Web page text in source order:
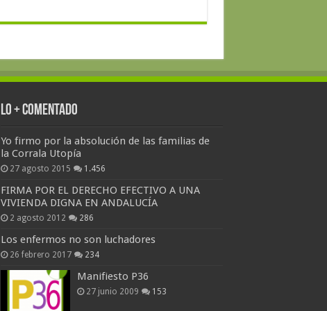
Lo + Comentado
Yo firmo por la absolución de las familias de
la Corrala Utopía
27 agosto 2015 1.456
FIRMA POR EL DERECHO EFECTIVO A UNA
VIVIENDA DIGNA EN ANDALUCÍA
2 agosto 2012 286
Los enfermos no son luchadores
26 febrero 2017 234
Manifiesto P36
27 junio 2009 153